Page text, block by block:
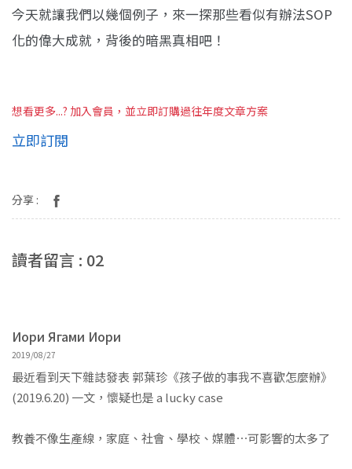
今天就讓我們以幾個例子，來一探那些看似有辦法SOP
化的偉大成就，背後的暗黑真相吧！
想看更多...? 加入會員，並立即訂購過往年度文章方案
立即訂閱
分享 :
讀者留言 : 02
Иори Ягами Иори
2019/08/27
最近看到天下雜誌發表 郭葉珍《孩子做的事我不喜歡怎麼辦》
(2019.6.20) 一文，懷疑也是 a lucky case
教養不像生產線，家庭、社會、學校、媒體⋯可影響的太多了